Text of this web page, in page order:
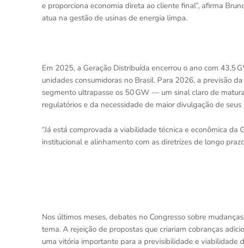
e proporciona economia direta ao cliente final”, afirma
atua na gestão de usinas de energia limpa.
Em 2025, a Geração Distribuída encerrou o ano com
unidades consumidoras no Brasil. Para 2026, a previsão
segmento ultrapasse os 50 GW — um sinal claro de
regulatórios e da necessidade de maior divulgação de
“Já está comprovada a viabilidade técnica e econômica
institucional e alinhamento com as diretrizes de longo
Nos últimos meses, debates no Congresso sobre
tema. A rejeição de propostas que criariam cobranças
uma vitória importante para a previsibilidade e viabilidade